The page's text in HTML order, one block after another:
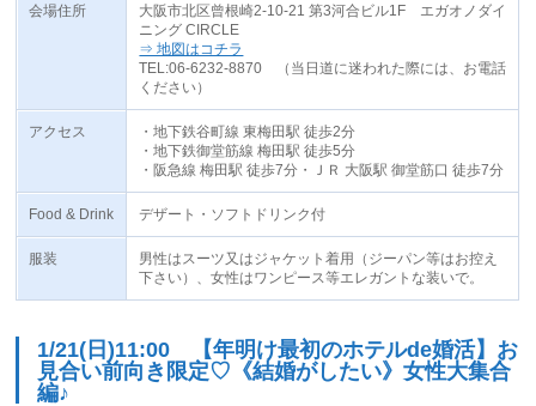
会場住所
大阪市北区曾根崎2-10-21 第3河合ビル1F エガオノダイ
ニング CIRCLE
⇒ 地図はコチラ
TEL:06-6232-8870 （当日道に迷われた際には、お電話
ください）
アクセス
・地下鉄谷町線 東梅田駅 徒歩2分
・地下鉄御堂筋線 梅田駅 徒歩5分
・阪急線 梅田駅 徒歩7分・ＪＲ 大阪駅 御堂筋口 徒歩7分
Food & Drink デザート・ソフトドリンク付
服装
男性はスーツ又はジャケット着用（ジーパン等はお控え
下さい）、女性はワンピース等エレガントな装いで。
1/21(日)11:00 【年明け最初のホテルde婚活】お
見合い前向き限定♡《結婚がしたい》女性大集合
編♪